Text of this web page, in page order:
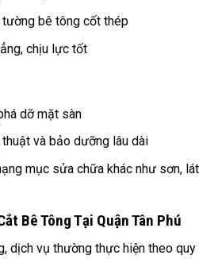
bê tông cốt thép
chịu lực tốt
dỡ mặt sàn
và bảo dưỡng lâu dài
mục sửa chữa khác như sơn, lát
Bê Tông Tại Quận Tân Phú
dịch vụ thường thực hiện theo quy